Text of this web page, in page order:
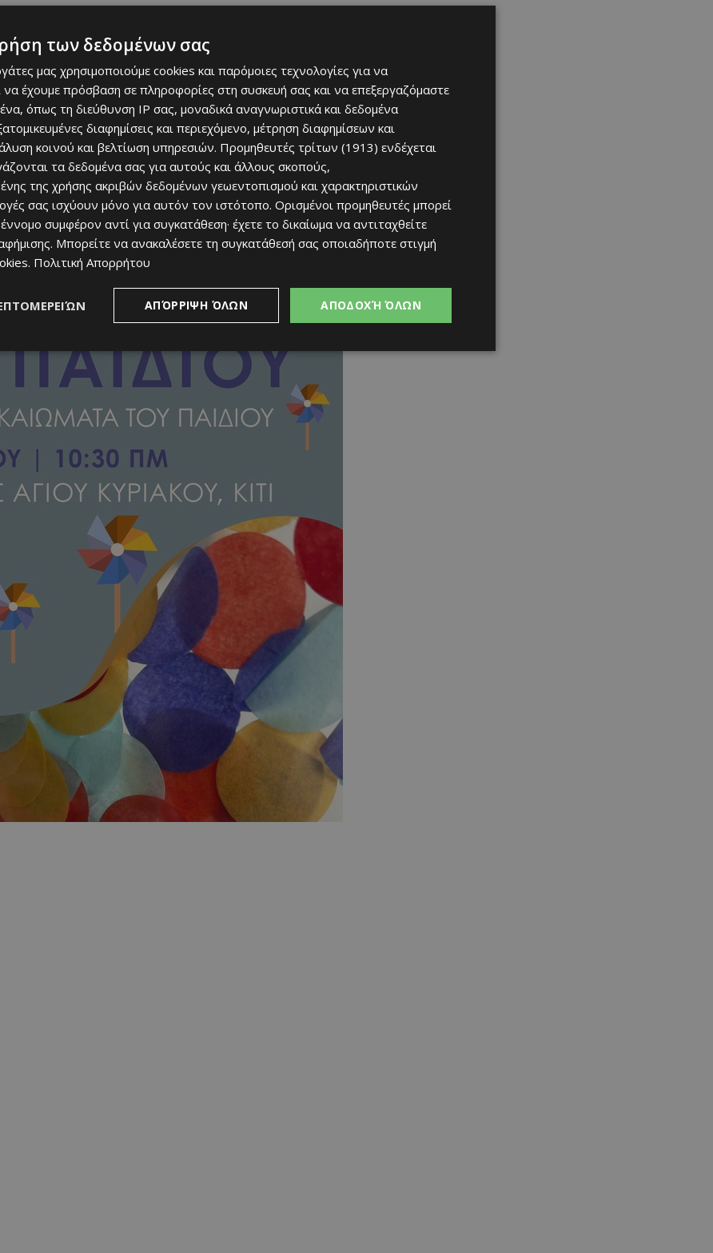
των δεδομένων σας
μας χρησιμοποιούμε cookies και παρόμοιες τεχνολογίες για να
να έχουμε πρόσβαση σε πληροφορίες στη συσκευή σας και να επεξεργαζόμαστε
όπως τη διεύθυνση IP σας, μοναδικά αναγνωριστικά και δεδομένα
διαφημίσεις και περιεχόμενο, μέτρηση διαφημίσεων και
κοινού και βελτίωση υπηρεσιών. Προμηθευτές τρίτων (1913) ενδέχεται
τα δεδομένα σας για αυτούς και άλλους σκοπούς,
της χρήσης ακριβών δεδομένων γεωεντοπισμού και χαρακτηριστικών
σας ισχύουν μόνο για αυτόν τον ιστότοπο. Ορισμένοι προμηθευτές μπορεί
συμφέρον αντί για συγκατάθεση· έχετε το δικαίωμα να αντιταχθείτε
. Μπορείτε να ανακαλέσετε τη συγκατάθεσή σας οποιαδήποτε στιγμή
. Πολιτική Απορρήτου
ΑΠΟΔΟΧΉ ΌΛΩΝ
ΑΠΌΡΡΙΨΗ ΌΛΩΝ